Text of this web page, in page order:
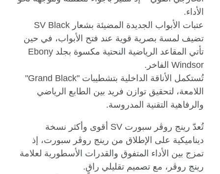
الأداء.
عتبات الأبواب الجديدة المضيئة بشعار SV Black
تضيف لمسة بصرية قوية عند فتح الأبواب، في حين
تأتي المقاعد الرياضية النحتية مكسوة بجلد Ebony
Windsor الفاخر.
تُستكمل الأناقة الداخلية بتشطيبات "Grand Black
"
اللامعة، لتحقيق توازن فريد بين الطابع الرياضي
والرفاهية التقنية المدروسة.
تُعدّ رينج روڤر سبورت SV أقوى وأكثر نسخة
ديناميكية على الإطلاق من رينج روڤر سبورت، إذ
تمزج بين الأداء المتفوق والقدرات الأسطورية لعلامة
رينج روڤر، مع تصميم تقليلي راقٍ.